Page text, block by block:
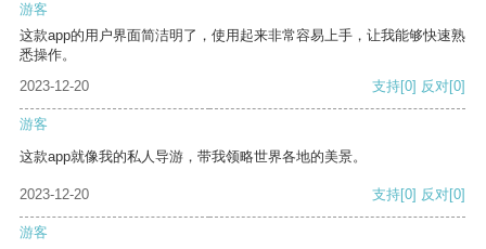
游客
这款app的用户界面简洁明了，使用起来非常容易上手，让我能够快速熟
悉操作。
2023-12-20
支持[0] 反对[0]
游客
这款app就像我的私人导游，带我领略世界各地的美景。
2023-12-20 支持[0] 反对[0]
游客